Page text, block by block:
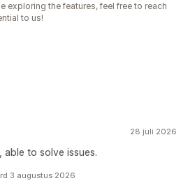
exploring the features, feel free to reach
to us!
28 juli 2026
able to solve issues.
3 augustus 2026